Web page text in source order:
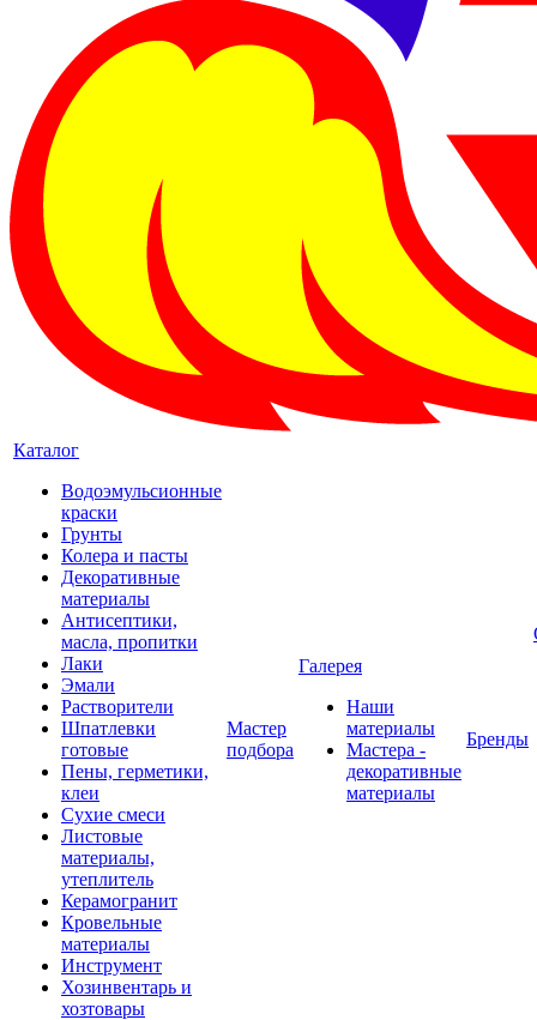
Каталог
Водоэмульсионные
краски
Грунты
Колера и пасты
Декоративные
материалы
Антисептики,
масла, пропитки
Лаки
Эмали
Растворители
Шпатлевки
готовые
Пены, герметики,
клеи
Сухие смеси
Листовые
материалы,
утеплитель
Керамогранит
Кровельные
материалы
Инструмент
Хозинвентарь и
хозтовары
Мастер
подбора
Галерея
Наши
материалы
Мастера -
декоративные
материалы
Бренды